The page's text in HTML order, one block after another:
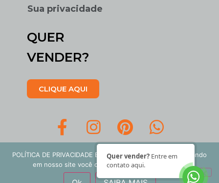
Sua privacidade
QUER
VENDER?
CLIQUE AQUI
POLÍTICA DE PRIVACIDADE E COOKIES: Ao continuar navegando
em nosso site você concorda com nossos termos.
Quer vender? Entre em
contato aqui.